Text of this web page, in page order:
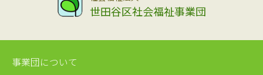
世田谷区社会福祉事業団
事業団について